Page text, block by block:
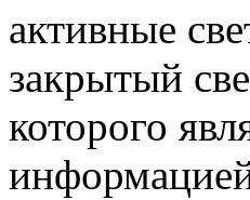
активные
закрытый
которого